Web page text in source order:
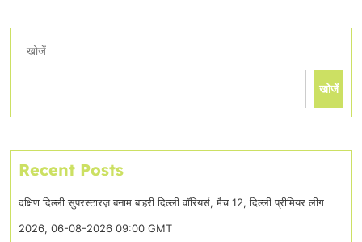
खोजें
खोजें
Recent Posts
दक्षिण दिल्ली सुपरस्टारज़ बनाम बाहरी दिल्ली वॉरियर्स, मैच 12, दिल्ली प्रीमियर लीग
2026, 06-08-2026 09:00 GMT